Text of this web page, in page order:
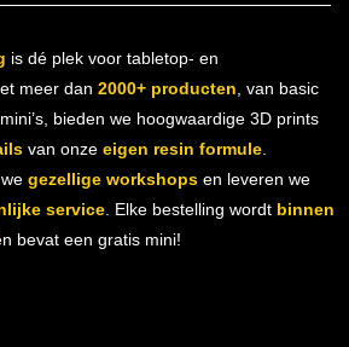
is dé plek voor tabletop- en
meer dan 2000+ producten , van basic
bieden we hoogwaardige 3D prints
van onze eigen resin formule.
gezellige workshopsen leveren we
service. Elke bestelling wordt binnen
bevat een gratis mini!